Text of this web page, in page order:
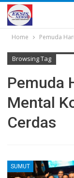
Home Pemuda
Browsing Tag
Pemuda
Mental
Cerdas
SUMUT